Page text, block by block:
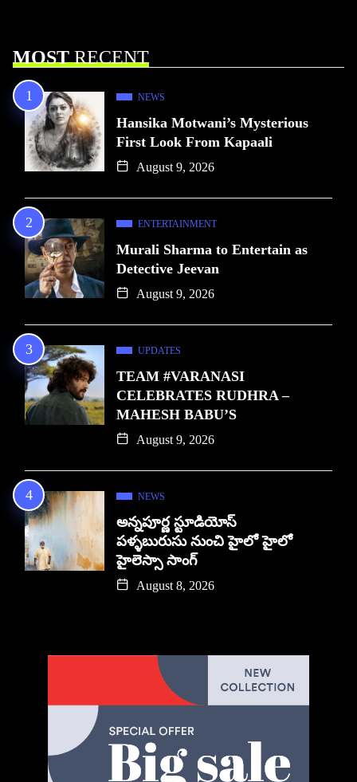
MOSTRECENT
NEWS
Hansika Motwani’s Mysterious
First Look From Kapaali
August 9, 2026
ENTERTAINMENT
Murali Sharma to Entertain as
Detective Jeevan
August 9, 2026
UPDATES
TEAM #VARANASI
CELEBRATES RUDHRA –
MAHESH BABU’S
August 9, 2026
NEWS
అన్నపూర్ణ స్టూడియోస్
పళ్ళబురుసు నుంచి హైలో హైలో
హైలెస్సా సాంగ్
August 8, 2026